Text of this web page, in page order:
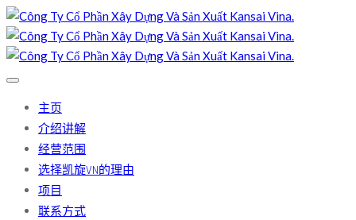
主页
介绍讲解
经营范围
选择凯旋VN的理由
项目
联系方式